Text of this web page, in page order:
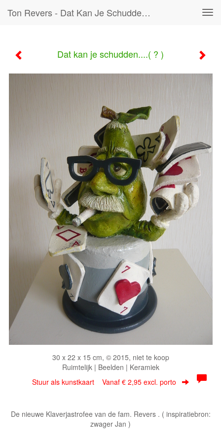
Ton Revers - Dat Kan Je Schudden....( ? )
Dat kan je schudden....( ? )
30 x 22 x 15 cm, © 2015, niet te koop
Ruimtelijk | Beelden | Keramiek
Stuur als kunstkaart Vanaf € 2,95 excl. porto
De nieuwe Klaverjastrofee van de fam. Revers . ( inspiratiebron:
zwager Jan )